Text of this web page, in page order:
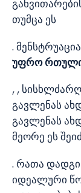
თუმცა ეს
.
უფრო
, ,
გავლენას
გავლენას
მეორე ეს
. რათა
იდეალური